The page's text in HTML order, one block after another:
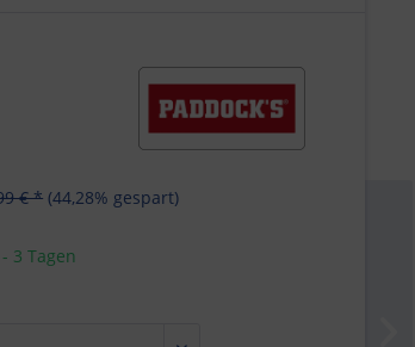
€ * (44,28% gespart)
3 Tagen